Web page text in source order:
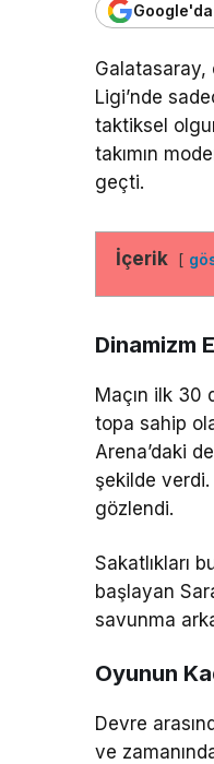
Galatasaray,
Ligi’nde
taktiksel
takımın
geçti.
İçerik
Dinamizm
Maçın ilk 30
topa sahip
Arena’daki
şekilde
gözlendi.
Sakatlıkları
başlayan
savunma
Oyunun
Devre
ve